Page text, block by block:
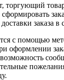
торгующий
заказа в
с помощью
оформлении